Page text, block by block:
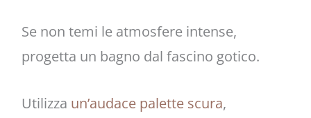
Se non temi le atmosfere intense,
progetta un bagno dal fascino gotico.
Utilizza un’audace palette scura,